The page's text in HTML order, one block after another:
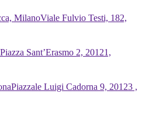
MilanoViale Fulvio Testi, 182,
Piazza Sant’Erasmo 2, 20121,
Piazzale Luigi Cadorna 9, 20123 ,